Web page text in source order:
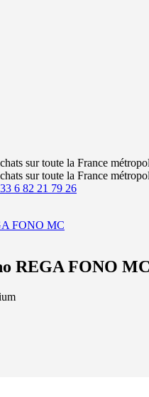
sur toute la France
sur toute la France
6 82 21 79 26
FONO MC
REGA FONO